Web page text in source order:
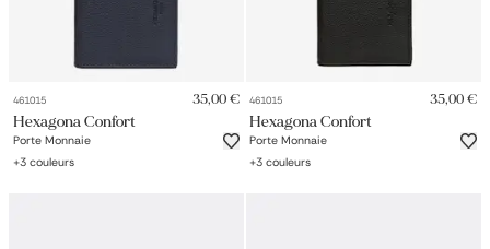
461015 35,00 €
Hexagona Confort
Porte Monnaie
+3 couleurs
461015 35,00 €
Hexagona Confort
Porte Monnaie
+3 couleurs